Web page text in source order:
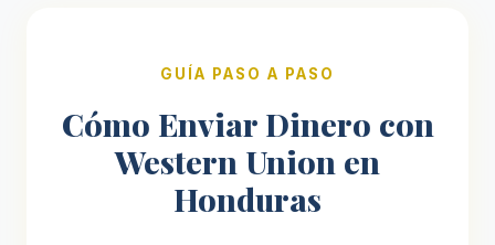
GUÍA PASO A PASO
Cómo Enviar Dinero con
Western Union en
Honduras